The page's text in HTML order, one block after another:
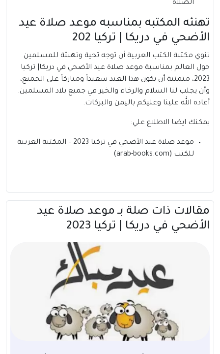
الصلاة
تهنئه المكتبه بمناسبه موعد صلاة عيد
الأضحي في دريكا | تركيا 202
تنوي مكتبة الكتب العربية أن توجه تحية وتهنئة للمسلمين
حول العالم بمناسبة موعد صلاة عيد الأضحي في دريكا| تركيا
2023، متمنية أن يكون هذا العيد سعيداً ومباركاً على الجميع،
وأن يجلب لنا السلام والرخاء والخير في جميع بلاد المسلمين.
أعاده الله علينا وعليكم باليمن والبركات.
يمكنك ايضا الاطلاع علي:
موعد صلاة عيد الأضحي في تركيا 2023 – المكتبة العربية
للكتب (arab-books.com)
مقالات ذات صلة بــ موعد صلاة عيد
الأضحي في دريكا | تركيا 2023